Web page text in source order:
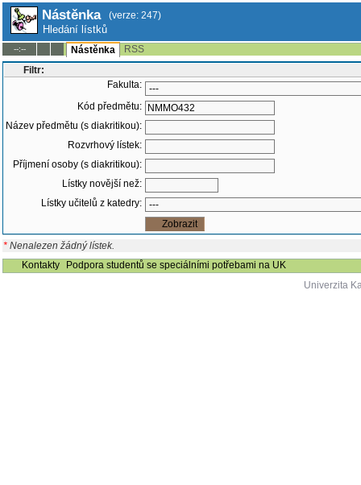
Nástěnka (verze: 247)
Hledání lístků
--:-- Nástěnka
RSS
Filtr:
Fakulta:
Kód předmětu:
Název předmětu (s diakritikou):
Rozvrhový lístek:
Příjmení osoby (s diakritikou):
Lístky novější než:
Lístky učitelů z katedry:
* Nenalezen žádný lístek.
Kontakty
Podpora studentů se speciálními potřebami na UK
Univerzita